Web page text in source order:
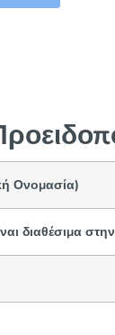
Ονομασία)
διαθέσιμα